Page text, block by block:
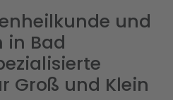
und
in Bad
Groß und Klein